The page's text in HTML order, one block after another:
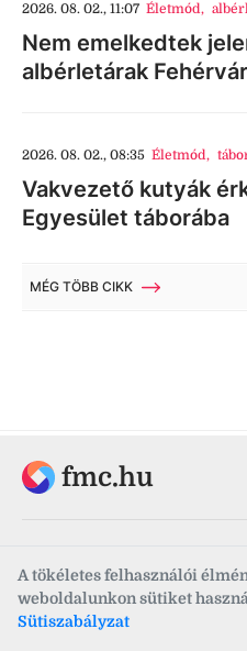
A tökéletes felhasználói
weboldalunkon sütiket
Sütiszabályzat
2026. 08. 02., 11:07 Életmód,
Nem emelkedtek
albérletárak
2026. 08. 02., 08:35 Életmód,
Vakvezető kutyák
Egyesület táborába
MÉG TÖBB CIKK
fmc.hu
Fehérvár Médiacentrum
Fehérvár Televízió